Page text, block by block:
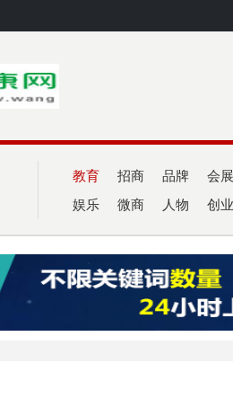
教育 招商 品牌 会展
娱乐 微商 人物 创业